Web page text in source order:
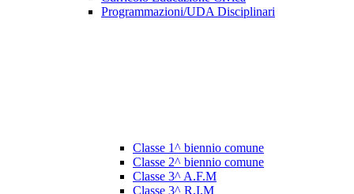
Programmazioni/UDA Disciplinari
Classe 1^ biennio comune
Classe 2^ biennio comune
Classe 3^ A.F.M
Classe 3^ R.I.M